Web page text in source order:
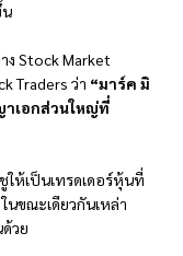
น
ง Stock Market
Traders ว่า “มาร์ค มิ
าเอกส่วนใหญ่ที่
ห้เป็นเทรดเดอร์หุ้นที่
นขณะเดียวกันเหล่า
วย